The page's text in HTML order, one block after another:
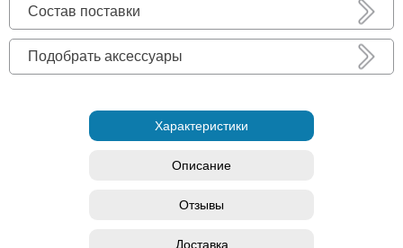
Состав поставки
Подобрать аксессуары
Характеристики
Описание
Отзывы
Доставка